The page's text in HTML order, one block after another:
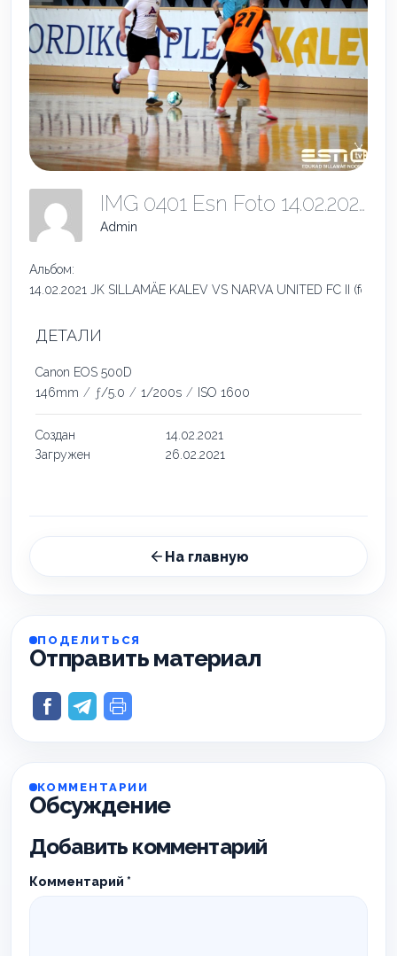
IMG 0401 Esn Foto 14.02.2021
Admin
Альбом:
14.02.2021 JK SILLAMÄE KALEV VS NARVA UNITED FC II (foto
ДЕТАЛИ
Canon EOS 500D
146mm / ƒ/5.0 / 1/200s / ISO 1600
Создан
14.02.2021
Загружен
26.02.2021
На главную
ПОДЕЛИТЬСЯ
Отправить материал
КОММЕНТАРИИ
Обсуждение
Добавить комментарий
Комментарий *